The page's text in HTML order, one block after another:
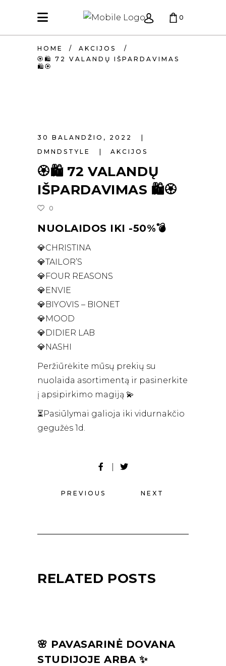
0
KREPŠELIS TUŠČIAS.
HOME / AKCIJOS
/
🏵🛍 72 VALANDŲ IŠPARDAVIMAS
🛍🏵
30 BALANDŽIO, 2022
DMNDSTYLE
AKCIJOS
🏵🛍 72 VALANDŲ
IŠPARDAVIMAS 🛍🏵
0
NUOLAIDOS IKI -50%💣
💎CHRISTINA
💎TAILOR’S
💎FOUR REASONS
💎ENVIE
💎BIYOVIS – BIONET
💎MOOD
💎DIDIER LAB
💎NASHI
Peržiūrėkite mūsų prekių su
nuolaida asortimentą ir pasinerkite
į apsipirkimo magiją 💫
⏳Pasiūlymai galioja iki vidurnakčio
gegužės 1d.
PREVIOUS NEXT
RELATED POSTS
🌸 PAVASARINĖ DOVANA
STUDIJOJE ARBA ✨